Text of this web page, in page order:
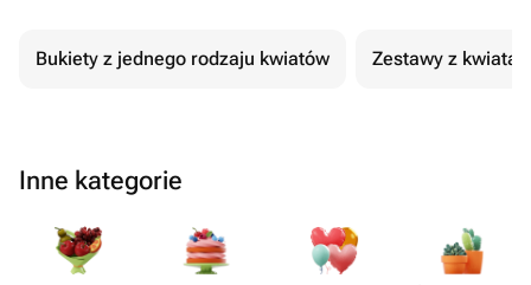
Bukiety z jednego rodzaju kwiatów Zestawy z
Inne kategorie